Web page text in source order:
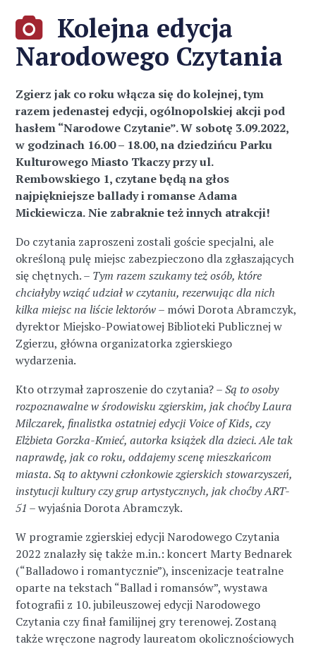
Kolejna edycja
Narodowego Czytania
Zgierz jak co roku włącza się do kolejnej, tym
razem jedenastej edycji, ogólnopolskiej akcji pod
hasłem “Narodowe Czytanie”. W sobotę 3.09.2022,
w godzinach 16.00 – 18.00, na dziedzińcu Parku
Kulturowego Miasto Tkaczy przy ul.
Rembowskiego 1, czytane będą na głos
najpiękniejsze ballady i romanse Adama
Mickiewicza. Nie zabraknie też innych atrakcji!
Do czytania zaproszeni zostali goście specjalni, ale
określoną pulę miejsc zabezpieczono dla zgłaszających
się chętnych. – Tym razem szukamy też osób, które
chciałyby wziąć udział w czytaniu, rezerwując dla nich
kilka miejsc na liście lektorów– mówi Dorota Abramczyk,
dyrektor Miejsko-Powiatowej Biblioteki Publicznej w
Zgierzu, główna organizatorka zgierskiego
wydarzenia.
Kto otrzymał zaproszenie do czytania? –Są to osoby
rozpoznawalne w środowisku zgierskim, jak choćby Laura
Milczarek, finalistka ostatniej edycji Voice of Kids, czy
Elżbieta Gorzka-Kmieć, autorka książek dla dzieci. Ale tak
naprawdę, jak co roku, oddajemy scenę mieszkańcom
miasta. Są to aktywni członkowie zgierskich stowarzyszeń,
instytucji kultury czy grup artystycznych, jak choćby ART-
51 – wyjaśnia Dorota Abramczyk.
W programie zgierskiej edycji Narodowego Czytania
2022 znalazły się także m.in.: koncert Marty Bednarek
(“Balladowo i romantycznie”), inscenizacje teatralne
oparte na tekstach “Ballad i romansów”, wystawa
fotografii z 10. jubileuszowej edycji Narodowego
Czytania czy finał familijnej gry terenowej. Zostaną
także wręczone nagrody laureatom okolicznościowych